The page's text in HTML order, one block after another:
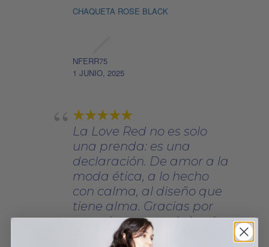
CHAQUETA ROSE BLACK
NFERR75
1 JUNIO, 2025
La Love Red no es solo
una prenda: es una
declaración. De amor a la
moda ética, a lo hecho
con calma, al diseño que
tiene alma. Gracias por
recordarnos que lo bonito
también puede ser justo.